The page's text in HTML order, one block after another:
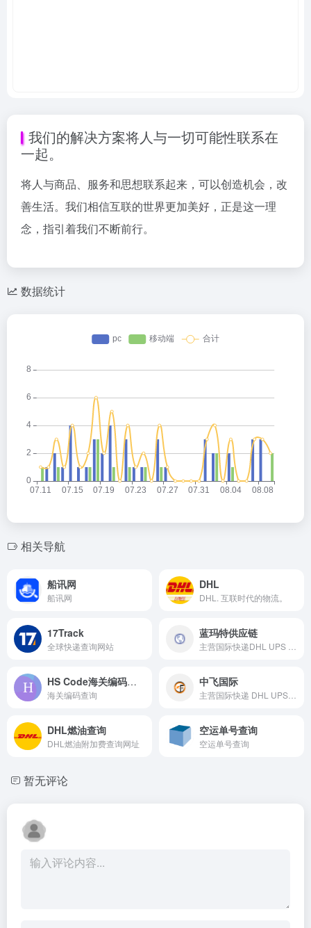
我们的解决方案将人与一切可能性联系在
一起。
将人与商品、服务和思想联系起来，可以创造机会，改
善生活。我们相信互联的世界更加美好，正是这一理
念，指引着我们不断前行。
数据统计
相关导航
船讯网
船讯网
DHL
DHL. 互联时代的物流。
17Track
全球快递查询网站
蓝玛特供应链
HS Code海关编码查询
海关编码查询
中飞国际
DHL燃油查询
DHL燃油附加费查询网址
空运单号查询
空运单号查询
暂无评论